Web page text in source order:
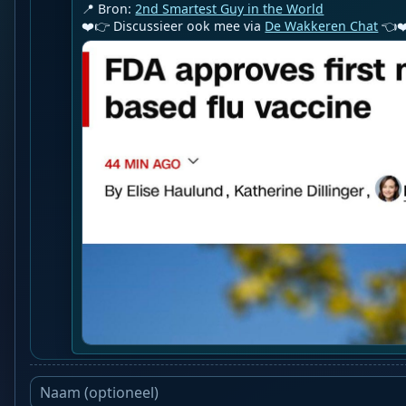
📍 Bron: 2nd Smartest Guy in the World
❤️👉 Discussieer ook mee via De Wakkeren Chat